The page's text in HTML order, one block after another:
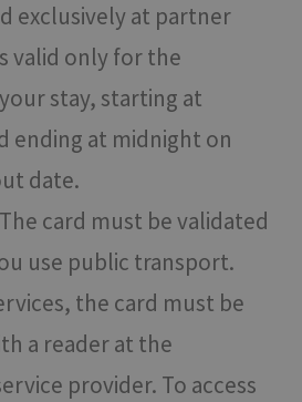
exclusively at partner
valid only for the
stay, starting at
ending at midnight on
date.
card must be validated
use public transport.
the card must be
a reader at the
provider. To access